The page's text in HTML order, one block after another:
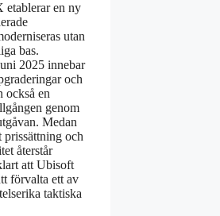
etablerar en ny
utan
bas.
2025 innebar
och
också en
genom
Medan
prissättning och
återstår
att Ubisoft
förvalta ett av
taktiska